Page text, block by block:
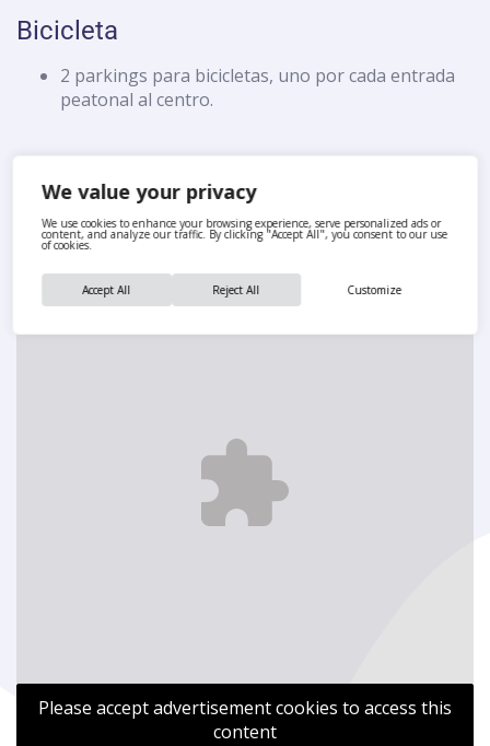
We value your privacy
We use cookies to enhance your browsing experience, serve personalized ads or
content, and analyze our traffic. By clicking "Accept All", you consent to our use
of cookies.
Customize
Reject All
Accept All
Bicicleta
2 parkings para bicicletas, uno por cada entrada
peatonal al centro.
Please accept advertisement cookies to access this
content